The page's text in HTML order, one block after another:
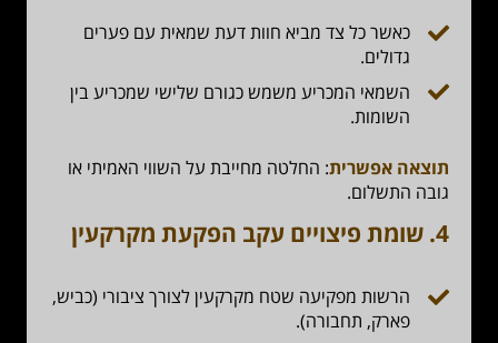
כאשר כל צד מביא חוות דעת שמאית עם פערים
גדולים.
השמאי המכריע משמש כגורם שלישי שמכריע בין
השומות.
תוצאה אפשרית: החלטה מחייבת על השווי האמיתי או
גובה התשלום.
4. שומת פיצויים עקב הפקעת מקרקעין
הרשות מפקיעה שטח מקרקעין לצורך ציבורי (כביש,
פארק, תחבורה).